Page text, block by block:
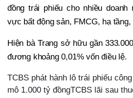
đồng trái phiếu cho nhiều doanh
vực bất động sản, FMCG, hạ
Hiện bà Trang sở hữu gần
đương khoảng 0,01% vốn điều lệ.
TCBS phát hành lô trái phiếu
mô 1.000 tỷ đồngTCBS lãi sau